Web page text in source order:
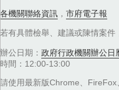
各機關聯絡資訊 ， 市府電子報
若有具體檢舉、建議或陳情案件
辦公日期： 政府行政機關辦公日
時間：12:00-13:00
請使用最新版Chrome、